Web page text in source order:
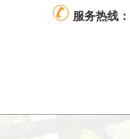
服务热线：